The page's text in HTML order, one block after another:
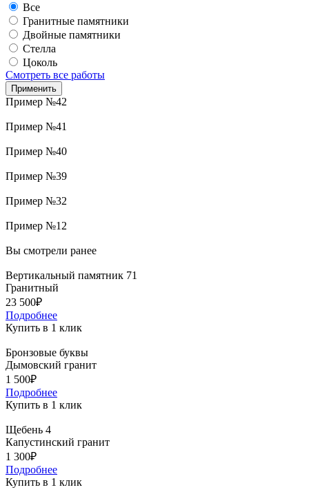
Все
Гранитные памятники
Двойные памятники
Стелла
Цоколь
Смотреть все работы
Пример №42
Пример №41
Пример №40
Пример №39
Пример №32
Пример №12
Вы смотрели ранее
Вертикальный памятник 71
Гранитный
23 500₽
Подробнее
Купить в 1 клик
Бронзовые буквы
Дымовский гранит
1 500₽
Подробнее
Купить в 1 клик
Щебень 4
Капустинский гранит
1 300₽
Подробнее
Купить в 1 клик